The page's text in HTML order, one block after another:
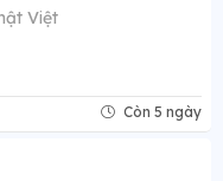
Việt
Còn 5 ngày